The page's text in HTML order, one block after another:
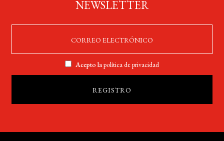
NEWSLETTER
Acepto lapolítica de privacidad